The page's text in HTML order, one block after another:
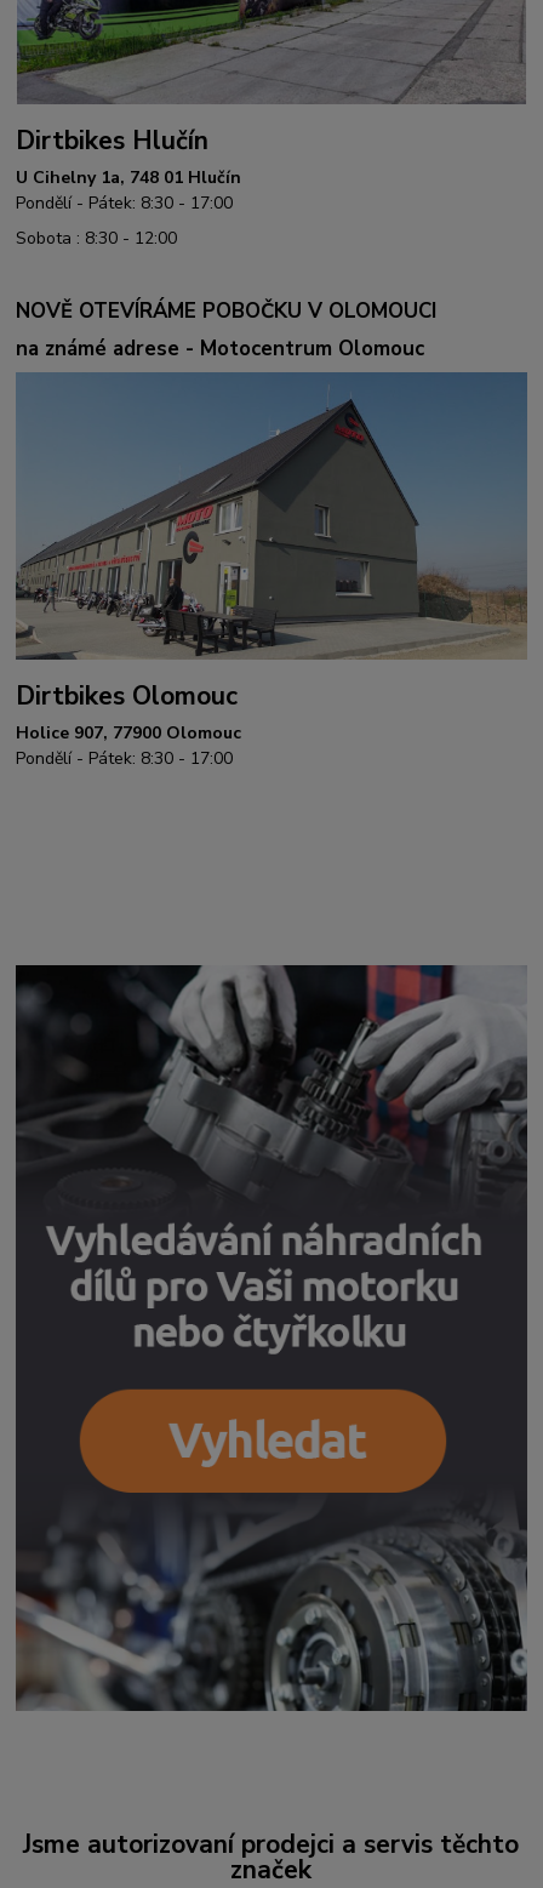
Dirtbikes Hlučín
U Cihelny 1a, 748 01 Hlučín
Pondělí - Pátek: 8:30 - 17:00
Sobota : 8:30 - 12:00
NOVĚ OTEVÍRÁME POBOČKU V OLOMOUCI
na známé adrese - Motocentrum Olomouc
Dirtbikes Olomouc
Holice 907, 77900 Olomouc
Pondělí - Pátek: 8:30 - 17:00
Jsme autorizovaní prodejci a servis těchto
značek